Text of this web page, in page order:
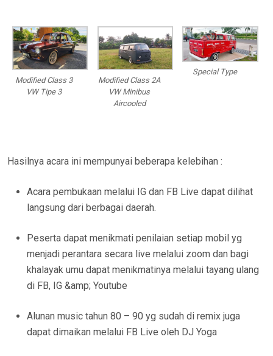
Modified Class 3
VW Tipe 3
Modified Class 2A
VW Minibus
Aircooled
Special Type
Hasilnya acara ini mempunyai beberapa kelebihan :
Acara pembukaan melalui IG dan FB Live dapat dilihat
langsung dari berbagai daerah.
Peserta dapat menikmati penilaian setiap mobil yg
menjadi perantara secara live melalui zoom dan bagi
khalayak umu dapat menikmatinya melalui tayang ulang
di FB, IG &amp; Youtube
Alunan music tahun 80 – 90 yg sudah di remix juga
dapat dimaikan melalui FB Live oleh DJ Yoga